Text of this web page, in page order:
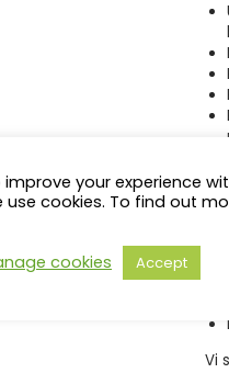
Vi
improve your experience
use cookies. To find out
cookies
Accept